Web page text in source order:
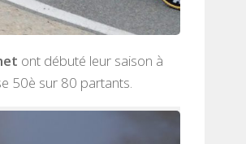
ont débuté leur saison à
50è sur 80 partants.